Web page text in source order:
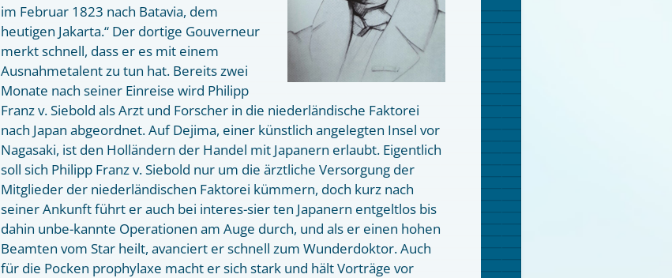
im Februar 1823 nach Batavia, dem
heutigen Jakarta.“ Der dortige Gouverneur
merkt schnell, dass er es mit einem
Ausnahmetalent zu tun hat. Bereits zwei
Monate nach seiner Einreise wird Philipp
Franz v. Siebold als Arzt und Forscher in die niederländische Faktorei
nach Japan abgeordnet. Auf Dejima, einer künstlich angelegten Insel vor
Nagasaki, ist den Holländern der Handel mit Japanern erlaubt. Eigentlich
soll sich Philipp Franz v. Siebold nur um die ärztliche Versorgung der
Mitglieder der niederländischen Faktorei kümmern, doch kurz nach
seiner Ankunft führt er auch bei interes-sier ten Japanern entgeltlos bis
dahin unbe-kannte Operationen am Auge durch, und als er einen hohen
Beamten vom Star heilt, avanciert er schnell zum Wunderdoktor. Auch
für die Pocken prophylaxe macht er sich stark und hält Vorträge vor